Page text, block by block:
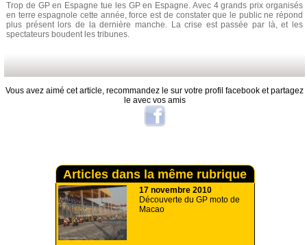
Trop de GP en Espagne tue les GP en Espagne. Avec 4 grands prix organisés
en terre espagnole cette année, force est de constater que le public ne répond
plus présent lors de la dernière manche. La crise est passée par là, et les
spectateurs boudent les tribunes.
Vous avez aimé cet article, recommandez le sur votre profil facebook et partagez
le avec vos amis
Articles dans la même rubrique
17 novembre 2010
Découverte du GP moto de
Macao